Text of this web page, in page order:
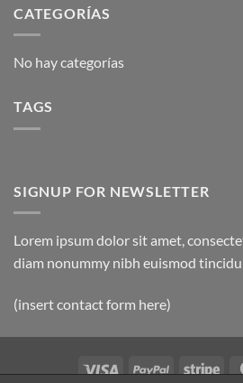
CATEGORÍAS
No hay categorías
TAGS
SIGNUP FOR NEWSLETTER
Lorem ipsum dolor sit amet,
diam nonummy nibh euismod
(insert contact form here)
Visa PayPal